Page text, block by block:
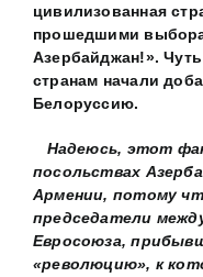
цивилизованная
прошедшими
Азербайджан!».
странам начали
Белоруссию.
Надеюсь, этот
посольствах
Армении, потому
председатели
Евросоюза,
«революцию», к